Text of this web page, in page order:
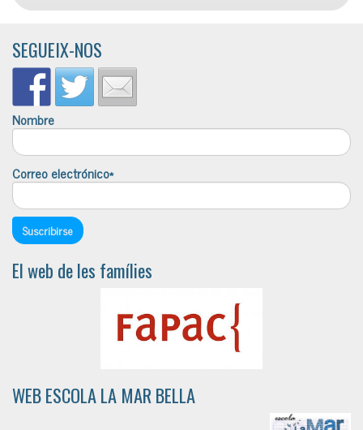
SEGUEIX-NOS
Nombre
Correo electrónico*
El web de les famílies
WEB ESCOLA LA MAR BELLA